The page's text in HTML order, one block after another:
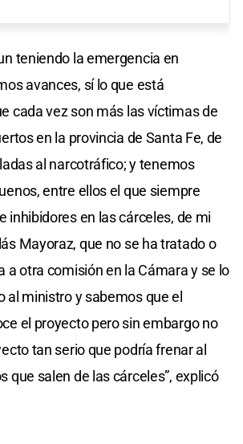
teniendo la emergencia en
avances, sí lo que está
cada vez son más las víctimas de
en la provincia de Santa Fe, de
al narcotráfico; y tenemos
entre ellos el que siempre
inhibidores en las cárceles, de mi
Mayoraz, que no se ha tratado o
a otra comisión en la Cámara y se lo
al ministro y sabemos que el
el proyecto pero sin embargo no
tan serio que podría frenar al
que salen de las cárceles”, explicó